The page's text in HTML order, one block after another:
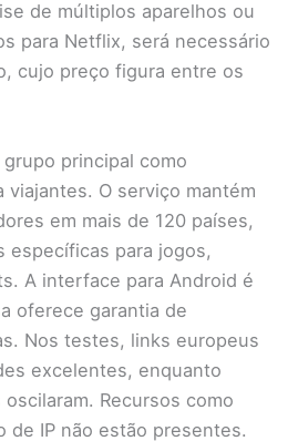
de múltiplos aparelhos ou
para Netflix, será necessário
cujo preço figura entre os
principal como
viajantes. O serviço mantém
em mais de 120 países,
específicas para jogos,
A interface para Android é
oferece garantia de
Nos testes, links europeus
excelentes, enquanto
Recursos como
de IP não estão presentes.